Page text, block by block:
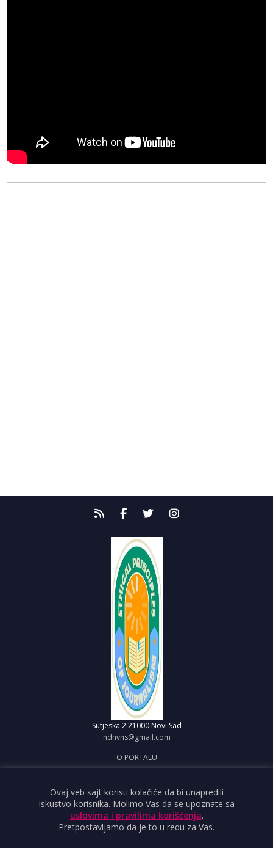
Sutjeska 2 21000 Novi Sad
ndnvns@gmail.com
O PORTALU
OBJAVI VEST
USLOVI KORIŠĆENJA
Ovaj veb sajt koristi kolačiće da bi unapredili
iskustvo korisnika. Molimo Vas da se upoznate sa
uslovima i pravilima korišćenja.
Pretpostavljamo da je to u redu za Vas.